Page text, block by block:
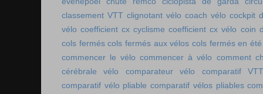
classement VTT clignotant vélo coach vélo cockpit
vélo coefficient cx cyclisme coefficient cx vélo coin
cols fermés cols fermés aux vélos cols fermés en été
commencer le vélo commencer à vélo comment
cérébrale vélo
comparateur vélo
comparatif
comparatif vélo pliable comparatif vélos pliables